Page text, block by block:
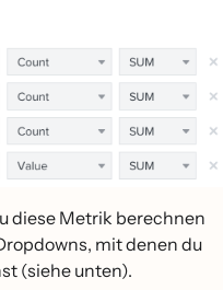
diese Metrik berechnen
mit denen du
(siehe unten).